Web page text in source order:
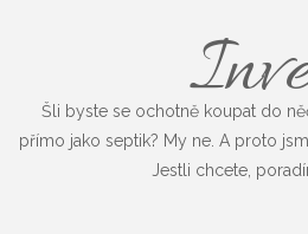
Šli byste se ochotně koupat do
přímo jako septik? My ne. A proto
Jestli chcete,